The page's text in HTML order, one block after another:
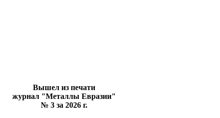
Вышел из печати
журнал "Металлы Евразии"
№ 3 за 2026 г.